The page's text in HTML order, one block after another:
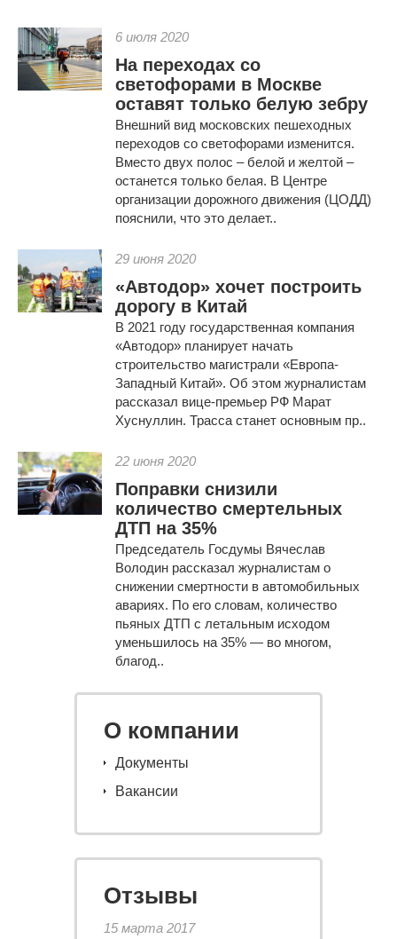
6 июля 2020
На переходах со
светофорами в Москве
оставят только белую зебру
Внешний вид московских пешеходных
переходов со светофорами изменится.
Вместо двух полос – белой и желтой –
останется только белая. В Центре
организации дорожного движения (ЦОДД)
пояснили, что это делает..
29 июня 2020
«Автодор» хочет построить
дорогу в Китай
В 2021 году государственная компания
«Автодор» планирует начать
строительство магистрали «Европа-
Западный Китай». Об этом журналистам
рассказал вице-премьер РФ Марат
Хуснуллин. Трасса станет основным пр..
22 июня 2020
Поправки снизили
количество смертельных
ДТП на 35%
Председатель Госдумы Вячеслав
Володин рассказал журналистам о
снижении смертности в автомобильных
авариях. По его словам, количество
пьяных ДТП с летальным исходом
уменьшилось на 35% — во многом,
благод..
О компании
Документы
Вакансии
Отзывы
15 марта 2017